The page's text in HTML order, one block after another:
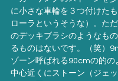
に小さな車輪を３つ付けた
ローラというそうな）。た
のデッキブラシのようなも
るものはないです。（笑）
ゾーン呼ばれる90cmの的の
中心近くにストーン（ジェ